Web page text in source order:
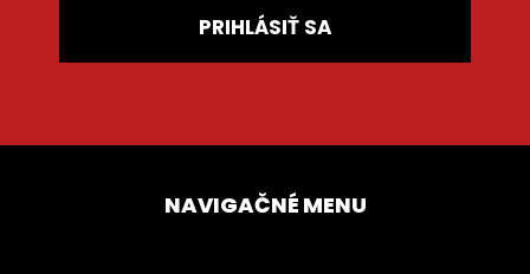
PRIHLÁSIŤ SA
NAVIGAČNÉ MENU